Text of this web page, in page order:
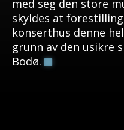
med seg den store
skyldes at
konserthus denne
grunn av den usikre
Bodø.